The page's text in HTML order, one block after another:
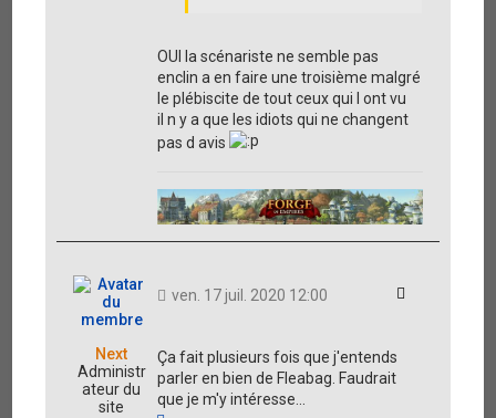
OUI la scénariste ne semble pas
enclin a en faire une troisième malgré
le plébiscite de tout ceux qui l ont vu
il n y a que les idiots qui ne changent
pas d avis
Next
Administr
ateur du
site
ven. 17 juil. 2020 12:00
Ça fait plusieurs fois que j'entends
parler en bien de Fleabag. Faudrait
que je m'y intéresse...